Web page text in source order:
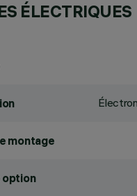
ÉLECTRIQUES
montage
option